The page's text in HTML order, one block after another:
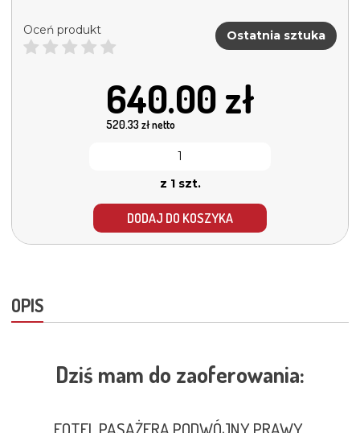
Oceń produkt Ostatnia sztuka
640.00 zł
520.33zł netto
z 1 szt.
DODAJ DO KOSZYKA
OPIS
Dziś mam do zaoferowania:
FOTEL PASAŻERA PODWÓJNY PRAWY